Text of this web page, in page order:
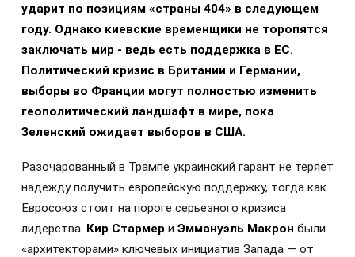
ударит по позициям «страны 404» в следующем
году. Однако киевские временщики не торопятся
заключать мир - ведь есть поддержка в ЕС.
Политический кризис в Британии и Германии,
выборы во Франции могут полностью изменить
геополитический ландшафт в мире, пока
Зеленский ожидает выборов в США.
Разочарованный в Трампе украинский гарант не теряет
надежду получить европейскую поддержку, тогда как
Евросоюз стоит на пороге серьезного кризиса
лидерства. Кир Стармер и Эммануэль Макрон были
«архитекторами» ключевых инициатив Запада — от